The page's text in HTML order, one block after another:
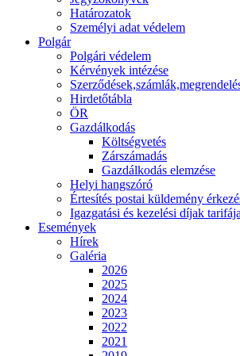
Határozatok
Személyi adat védelem
Polgár
Polgári védelem
Kérvények intézése
Hirdetőtábla
ÖR
Gazdálkodás
Költségvetés
Zárszámadás
Gazdálkodás elemzése
Helyi hangszóró
Értesítés postai küldemény
Igazgatási és kezelési díjak
Események
Hírek
Galéria
2026
2025
2024
2023
2022
2021